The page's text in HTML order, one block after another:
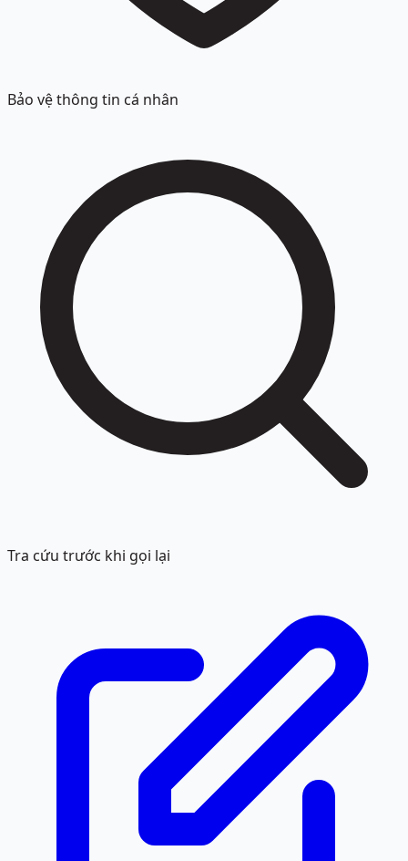
Bảo vệ thông tin cá nhân
Tra cứu trước khi gọi lại